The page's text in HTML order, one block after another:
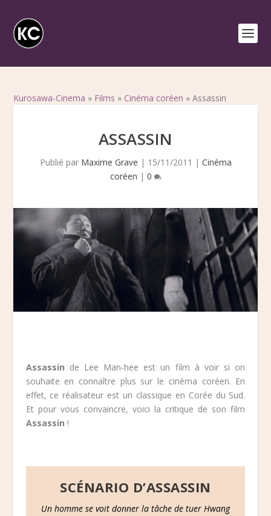
Kurosawa-Cinema » Films » Cinéma coréen »Assassin
ASSASSIN
Publié par Maxime Grave | 15/11/2011 | Cinéma
coréen | 0
Assassin de Lee Man-hee est un film à voir si on
souhaite en connaître plus sur le cinéma coréen. En
effet, ce réalisateur est un classique en Corée du Sud.
Et pour vous convaincre, voici la critique de son film
Assassin !
SCÉNARIO D’ASSASSIN
Un homme se voit donner la tâche de tuer Hwang